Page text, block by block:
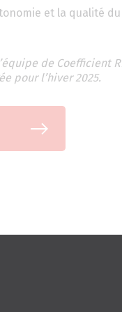
et la qualité
de Coefficient
pour l’hiver 2025.